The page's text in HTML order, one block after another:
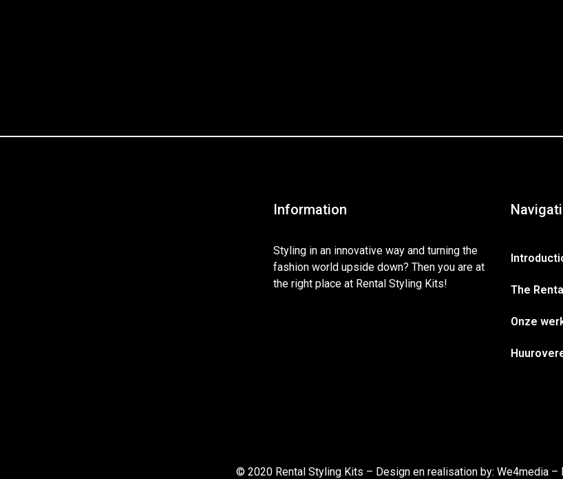
Information
Styling in an innovative way and turning the
fashion world upside down? Then you are at
the right place at Rental Styling Kits!
The
Onze
© 2020 Rental Styling Kits – Design en realisation by: We4media –